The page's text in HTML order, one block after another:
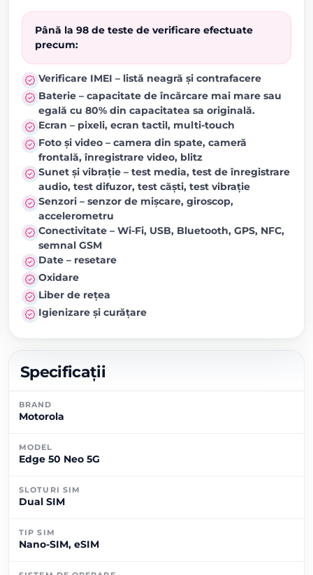
Până la 98 de teste de verificare efectuate
precum:
Verificare IMEI – listă neagră și contrafacere
Baterie – capacitate de încărcare mai mare sau
egală cu 80% din capacitatea sa originală.
Ecran – pixeli, ecran tactil, multi-touch
Foto și video – camera din spate, cameră
frontală, înregistrare video, blitz
Sunet și vibrație – test media, test de înregistrare
audio, test difuzor, test căști, test vibrație
Senzori – senzor de mișcare, giroscop,
accelerometru
Conectivitate – Wi-Fi, USB, Bluetooth, GPS, NFC,
semnal GSM
Date – resetare
Oxidare
Liber de rețea
Igienizare și curățare
Specificații
BRAND
Motorola
MODEL
Edge 50 Neo 5G
SLOTURI SIM
Dual SIM
TIP SIM
Nano-SIM, eSIM